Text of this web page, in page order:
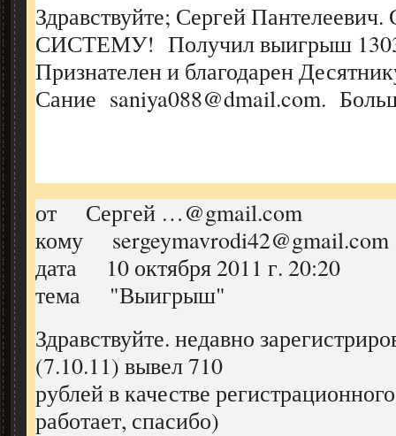
Здравствуйте; Сергей Пантелеевич.
СИСТЕМУ! Получил выигрыш
Признателен и благодарен
Сание saniya088@dmail.com.
от Сергей …@gmail.com
кому sergeymavrodi42@gmail.com
дата 10 октября 2011 г. 20:20
тема "Выигрыш"
Здравствуйте. недавно
(7.10.11) вывел 710
рублей в качестве
работает, спасибо)